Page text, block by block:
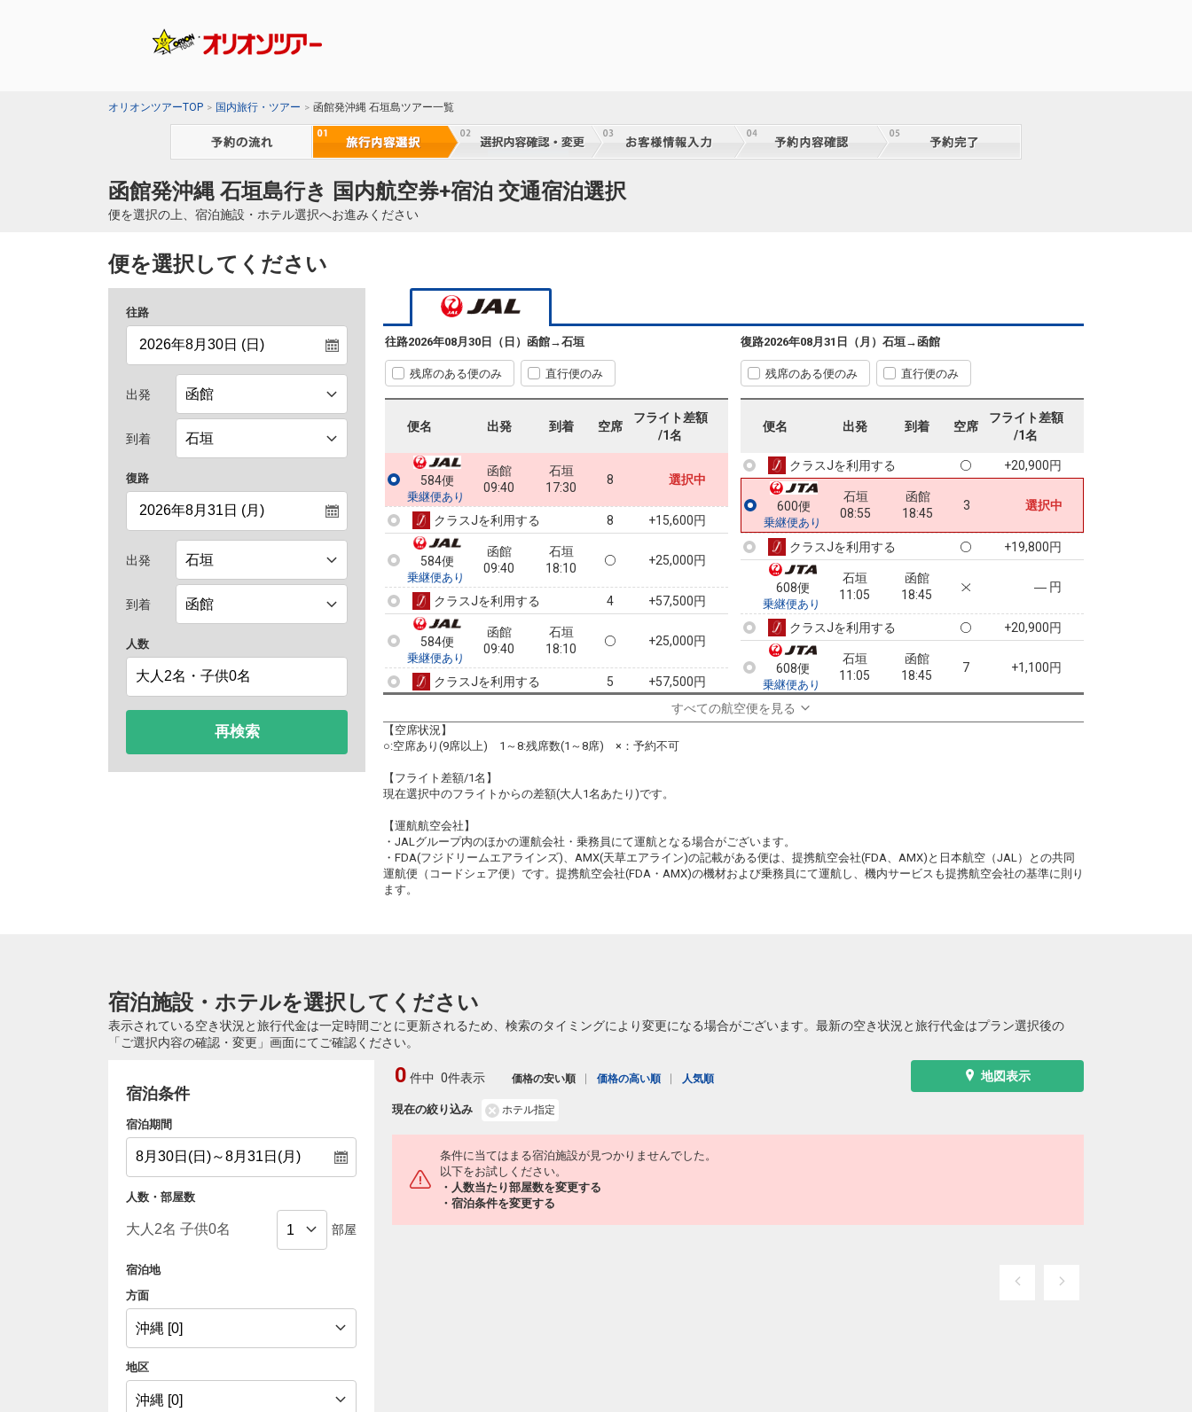
オリオンツアーTOP 国内旅行・ツアー 函館発沖縄 石垣島ツアー一覧
函館発沖縄 石垣島行き 国内航空券+宿泊 交通宿泊選択
便を選択の上、宿泊施設・ホテル選択へお進みください
便を選択してください
往路
出発
到着
復路
出発
到着
人数
再検索
往路2026年08月30日（日） 函館→石垣
残席のある便のみ 直行便のみ
便名 出発 到着 空席
フライト差額
/1名
584便
乗継便あり
函館
09:40
石垣
17:30
8 選択中
クラスJを利用する 8 +15,600円
584便
乗継便あり
函館
09:40
石垣
18:10
+25,000円
クラスJを利用する 4 +57,500円
584便
乗継便あり
函館
09:40
石垣
18:10
+25,000円
クラスJを利用する 5 +57,500円
584便
乗継便あり
7 +25,000円
584便
乗継便あり
函館
石垣
7 +25,000円
クラスJを利用する +57,500円
復路2026年08月31日（月） 石垣→函館
残席のある便のみ 直行便のみ
便名 出発 到着 空席
フライト差額
/1名
600便
乗継便あり
石垣
08:55
函館
18:45
クラスJを利用する
600便
08:55
函館
18:45
7 +1,100円
クラスJを利用する +20,900円
600便
乗継便あり
石垣
08:55
函館
18:45
3 選択中
クラスJを利用する +19,800円
608便
乗継便あり
石垣
11:05
函館
18:45
― 円
クラスJを利用する +20,900円
608便
乗継便あり
石垣
11:05
函館
18:45
7 +1,100円
クラスJを利用する
乗継便あり
クラスJを利用する +20,900円
すべての航空便を見る
【空席状況】
○:空席あり(9席以上) 1～8:残席数(1～8席) ×：予約不可
【フライト差額/1名】
現在選択中のフライトからの差額(大人1名あたり)です。
【運航航空会社】
・JALグループ内のほかの運航会社・乗務員にて運航となる場合がございます。
・FDA(フジドリームエアラインズ)、AMX(天草エアライン)の記載がある便は、提携航空会社(FDA、AMX)と日本航空（JAL）との共同
運航便（コードシェア便）です。提携航空会社(FDA・AMX)の機材および乗務員にて運航し、機内サービスも提携航空会社の基準に則り
ます。
宿泊施設・ホテルを選択してください
表示されている空き状況と旅行代金は一定時間ごとに更新されるため、検索のタイミングにより変更になる場合がございます。最新の空き状況と旅行代金はプラン選択後の
「ご選択内容の確認・変更」画面にてご確認ください。
宿泊条件
宿泊期間
人数・部屋数
部屋
宿泊地
方面
地区
地図表示
現在の絞り込み ホテル指定
0 件中 0件表示 価格の安い順 価格の高い順 人気順
条件に当てはまる宿泊施設が見つかりませんでした。
以下をお試しください。
・人数当たり部屋数を変更する
・宿泊条件を変更する